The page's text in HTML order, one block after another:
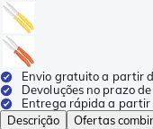
Envio gratuito a partir
Devoluções no prazo
Entrega rápida a partir
Descrição
Ofertas